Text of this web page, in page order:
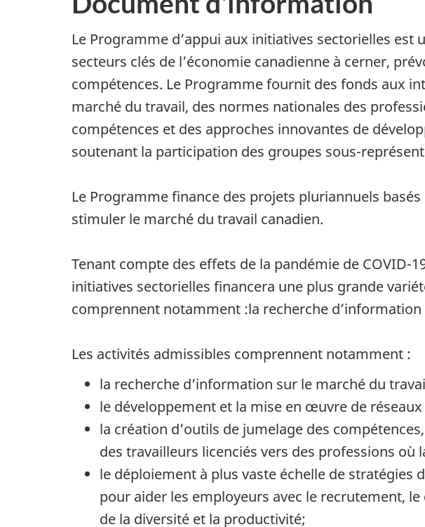
Le Programme d’appui aux initiatives sectorielles
secteurs clés de l’économie canadienne à cerner,
compétences. Le Programme fournit des fonds aux
marché du travail, des normes nationales des
compétences et des approches innovantes de
soutenant la participation des groupes sous-
Le Programme finance des projets pluriannuels
stimuler le marché du travail canadien.
Tenant compte des effets de la pandémie de COVID-
initiatives sectorielles financera une plus grande
comprennent notamment :la recherche
Les activités admissibles comprennent notamment :
la recherche d’information sur le marché du
le développement et la mise en œuvre de
la création d’outils de jumelage des
des travailleurs licenciés vers des professions
le déploiement à plus vaste échelle de
pour aider les employeurs avec le recrutement,
de la diversité et la productivité;